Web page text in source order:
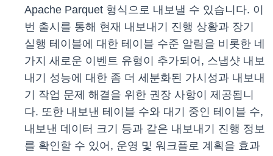
Apache Parquet 형식으로 내보낼 수 있습니다. 이
번 출시를 통해 현재 내보내기 진행 상황과 장기
실행 테이블에 대한 테이블 수준 알림을 비롯한 네
가지 새로운 이벤트 유형이 추가되어, 스냅샷 내보
내기 성능에 대한 좀 더 세분화된 가시성과 내보내
기 작업 문제 해결을 위한 권장 사항이 제공됩니
다. 또한 내보낸 테이블 수와 대기 중인 테이블 수,
내보낸 데이터 크기 등과 같은 내보내기 진행 정보
를 확인할 수 있어, 운영 및 워크플로 계획을 효과